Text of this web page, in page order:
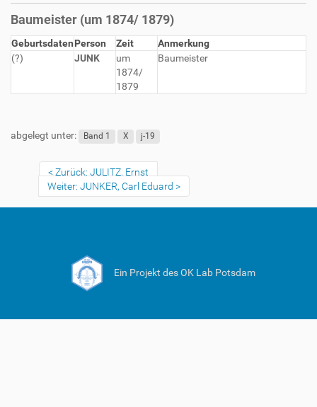
Baumeister (um 1874/ 1879)
GeburtsdatenPerson Zeit
Anmerkung
(?)
JUNK
um
1874/
1879
Baumeister
abgelegt unter: Band 1 X j-19
Zurück: JULITZ, Ernst
Weiter: JUNKER, Carl Eduard
Ein Projekt des OK Lab Potsdam